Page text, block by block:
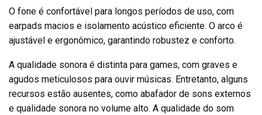
O fone é confortável para longos períodos de uso, com
earpads macios e isolamento acústico eficiente. O arco é
ajustável e ergonômico, garantindo robustez e conforto.
A qualidade sonora é distinta para games, com graves e
agudos meticulosos para ouvir músicas. Entretanto, alguns
recursos estão ausentes, como abafador de sons externos
e qualidade sonora no volume alto. A qualidade do som